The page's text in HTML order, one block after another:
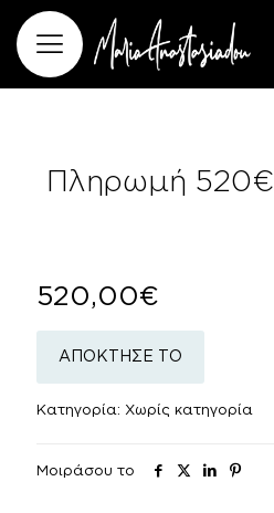
Πληρωμή 520€
520,00€
ΑΠΟΚΤΗΣΕ ΤΟ
Κατηγορία: Χωρίς κατηγορία
Μοιράσου το